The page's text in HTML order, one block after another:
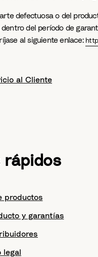
defectuosa o del
del período de
al siguiente enlace:
al Cliente
rápidos
productos
y garantías
legal